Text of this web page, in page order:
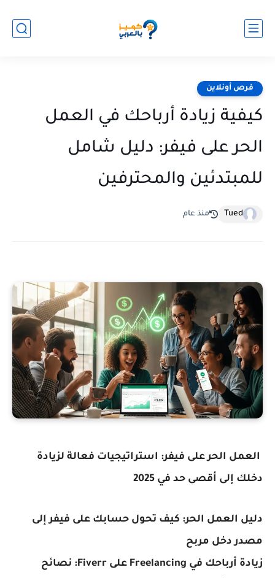
فرص أونلاين
كيفية زيادة أرباحك في العمل
الحر على فيفر: دليل شامل
للمبتدئين والمحترفين
Tued منذ عام
العمل الحر على فيفر: استراتيجيات فعالة لزيادة
دخلك إلى أقصى حد في 2025
دليل العمل الحر: كيف تحول حسابك على فيفر إلى
مصدر دخل مربح
زيادة أرباحك في Freelancing على Fiverr: نصائح